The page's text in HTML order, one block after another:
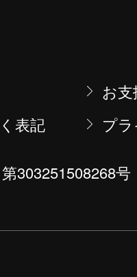
お
表記
プ
303251508268号